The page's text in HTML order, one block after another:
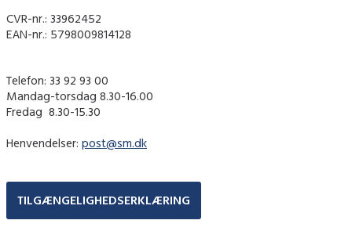
CVR-nr.: 33962452
EAN-nr.: 5798009814128
Telefon: 33 92 93 00
Mandag-torsdag 8.30-16.00
Fredag ​ 8.30-15.30
Henvendelser: post@sm.dk
TILGÆNGELIGHEDSERKLÆRING